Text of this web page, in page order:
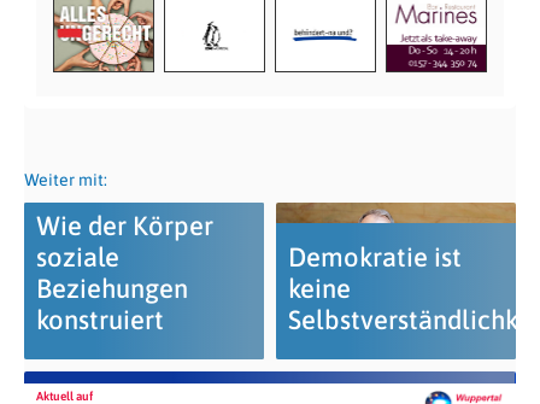
Weiter mit:
Wie der Körper
soziale
Beziehungen
konstruiert
Demokratie ist
keine
Aktuell auf